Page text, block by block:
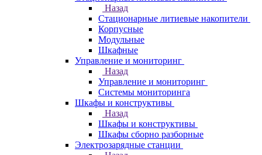
Назад
Стационарные литиевые накопители
Корпусные
Модульные
Шкафные
Управление и мониторинг
Назад
Управление и мониторинг
Системы мониторинга
Шкафы и конструктивы
Назад
Шкафы и конструктивы
Шкафы сборно разборные
Электрозарядные станции